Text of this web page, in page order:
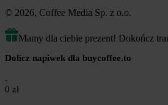
© 2026, Coffee Media Sp. z o.o.
Mamy dla ciebie prezent! Dokończ
Dolicz napiwek dla buycoffee.to
0 zł